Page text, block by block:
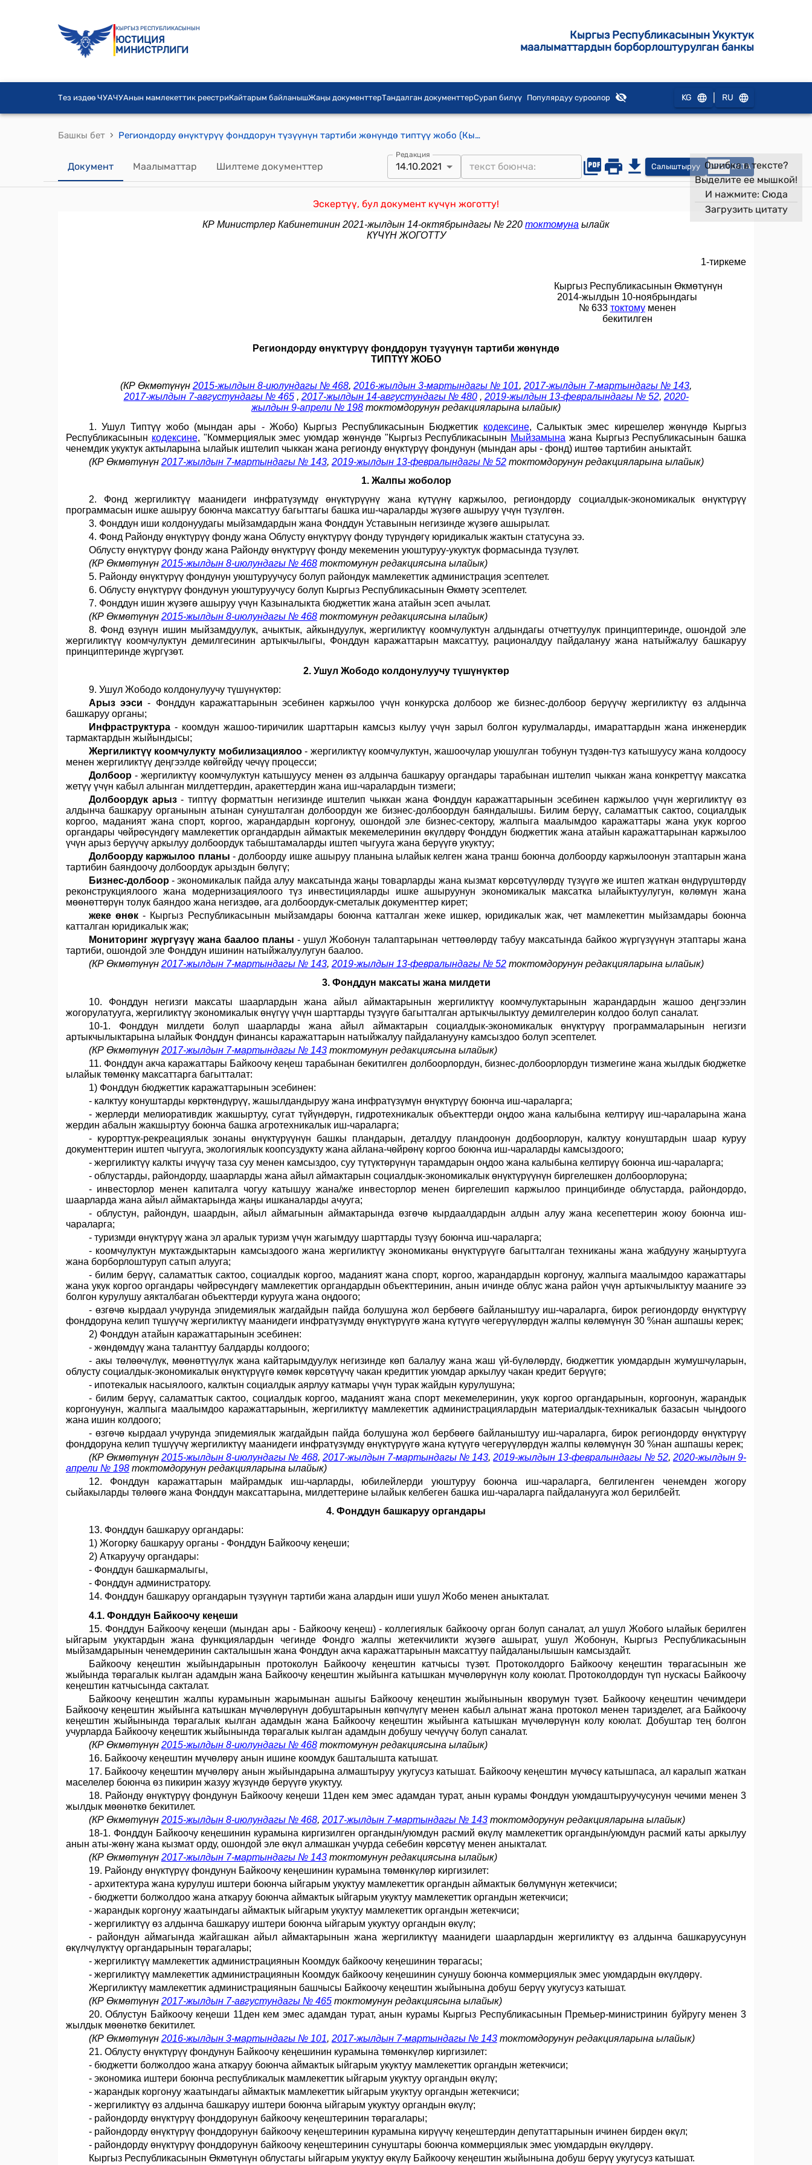
КЫРГЫЗ РЕСПУБЛИКАСЫНЫН
ЮСТИЦИЯ
МИНИСТРЛИГИ
Кыргыз Республикасынын Укуктук
маалыматтардын борборлоштурулган банкы
Тез издөө ЧУАЧУАнын мамлекеттик реестриКайтарым байланышЖаңы документтерТандалган документтерСурап билүү Популярдуу суроолор KG RU
Башкы бет › Региондорду өнүктүрүү фонддорун түзүүнүн тартиби жөнүндө типтүү жобо (Кыргыз Республикасынын Өкмөтүнүн 2014-жылдын 10-ноябрындагы № 633 токтому менен бекитилген) жобо
Документ Маалыматтар Шилтеме документтер
Редакция
14.10.2021 Салыштыруу OPEN DATA
Эскертүү, бул документ күчүн жоготту!
Ошибка в тексте?
Выделите ее мышкой!
И нажмите: Сюда
Загрузить цитату